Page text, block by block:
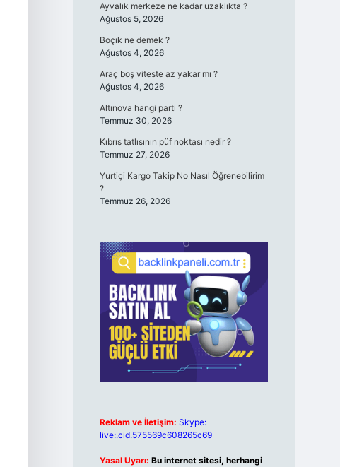
Ayvalık merkeze ne kadar uzaklıkta ?
Ağustos 5, 2026
Boçık ne demek ?
Ağustos 4, 2026
Araç boş viteste az yakar mı ?
Ağustos 4, 2026
Altınova hangi parti ?
Temmuz 30, 2026
Kıbrıs tatlısının püf noktası nedir ?
Temmuz 27, 2026
Yurtiçi Kargo Takip No Nasıl Öğrenebilirim
?
Temmuz 26, 2026
Reklam ve İletişim: Skype:
live:.cid.575569c608265c69
Yasal Uyarı: Bu internet sitesi, herhangi